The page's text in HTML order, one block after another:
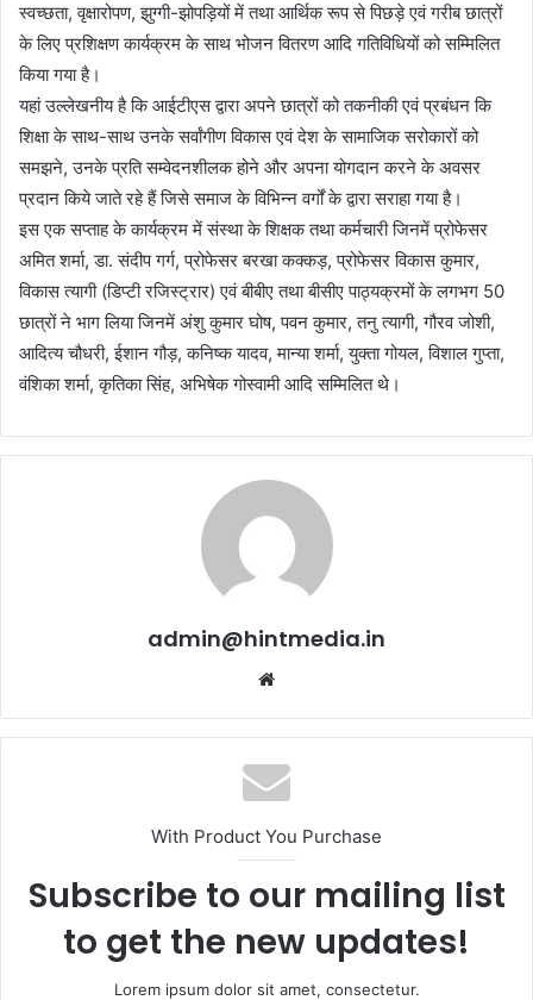
स्वच्छता, वृक्षारोपण, झुग्गी-झोपड़ियों में तथा आर्थिक रूप से पिछड़े एवं गरीब छात्रों
के लिए प्रशिक्षण कार्यक्रम के साथ भोजन वितरण आदि गतिविधियों को सम्मिलित
किया गया है।
यहां उल्लेखनीय है कि आईटीएस द्वारा अपने छात्रों को तकनीकी एवं प्रबंधन कि
शिक्षा के साथ-साथ उनके सर्वांगीण विकास एवं देश के सामाजिक सरोकारों को
समझने, उनके प्रति सम्वेदनशीलक होने और अपना योगदान करने के अवसर
प्रदान किये जाते रहे हैं जिसे समाज के विभिन्न वर्गों के द्वारा सराहा गया है।
इस एक सप्ताह के कार्यक्रम में संस्था के शिक्षक तथा कर्मचारी जिनमें प्रोफेसर
अमित शर्मा, डा. संदीप गर्ग, प्रोफेसर बरखा कक्कड़, प्रोफेसर विकास कुमार,
विकास त्यागी (डिप्टी रजिस्ट्रार) एवं बीबीए तथा बीसीए पाठ्यक्रमों के लगभग 50
छात्रों ने भाग लिया जिनमें अंशु कुमार घोष, पवन कुमार, तनु त्यागी, गौरव जोशी,
आदित्य चौधरी, ईशान गौड़, कनिष्क यादव, मान्या शर्मा, युक्ता गोयल, विशाल गुप्ता,
वंशिका शर्मा, कृतिका सिंह, अभिषेक गोस्वामी आदि सम्मिलित थे।
admin@hintmedia.in
With Product You Purchase
Subscribe to our mailing list
to get the new updates!
Lorem ipsum dolor sit amet, consectetur.